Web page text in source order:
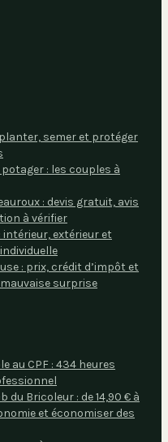
semer et protéger
: les couples à
: devis gratuit, avis
à vérifier
extérieur et
: prix, crédit d’impôt et
surprise
au CPF : 434 heures
du Bricoleur : de 14,90 € à
et économiser des